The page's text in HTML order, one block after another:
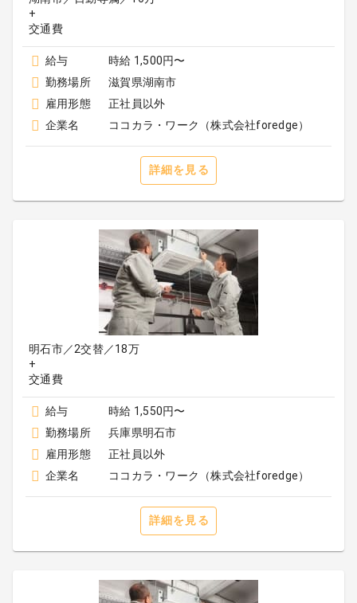
+
交通費
給与
時給 1,500円〜
勤務場所
滋賀県湖南市
雇用形態
正社員以外
企業名
ココカラ・ワーク（株式会社foredge）
詳細を見る
明石市／2交替／18万
+
交通費
給与
時給 1,550円〜
勤務場所
兵庫県明石市
雇用形態
正社員以外
企業名
ココカラ・ワーク（株式会社foredge）
詳細を見る